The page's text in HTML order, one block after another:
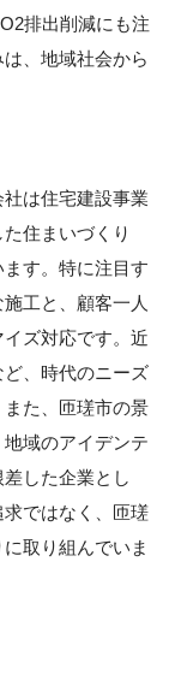
排出削減にも注
、地域社会から
は住宅建設事業
住まいづくり
す。特に注目す
工と、顧客一人
ズ対応です。近
、時代のニーズ
た、匝瑳市の景
域のアイデンテ
した企業とし
ではなく、匝瑳
取り組んでいま